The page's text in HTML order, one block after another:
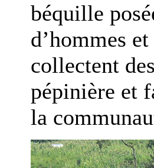
béquille
d’hommes
collectent
pépinière et
la